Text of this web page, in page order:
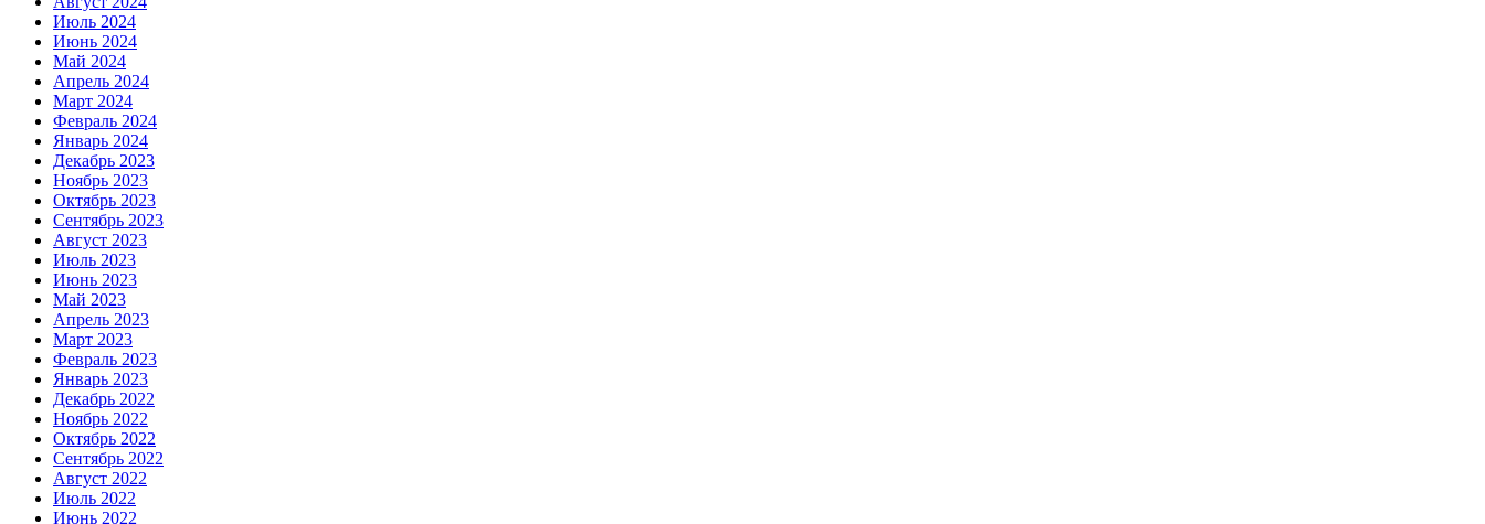
Июль 2024
Июнь 2024
Май 2024
Апрель 2024
Март 2024
Февраль 2024
Январь 2024
Декабрь 2023
Ноябрь 2023
Октябрь 2023
Сентябрь 2023
Август 2023
Июль 2023
Июнь 2023
Май 2023
Апрель 2023
Март 2023
Февраль 2023
Январь 2023
Декабрь 2022
Ноябрь 2022
Октябрь 2022
Сентябрь 2022
Август 2022
Июль 2022
Июнь 2022